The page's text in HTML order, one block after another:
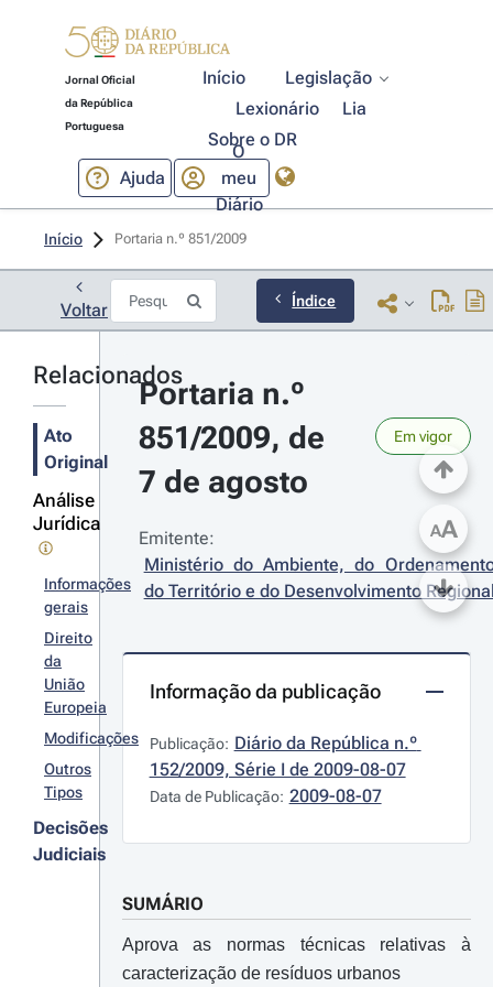
Jornal Oficial
da República
Portuguesa
Início
Legislação
Lexionário
Lia
Sobre o DR
Ajuda
O
meu
Diário
Início Portaria n.º 851/2009
Voltar Índice
Relacionados
Ato
Original
Análise
Jurídica
Informações
gerais
Direito
da
União
Europeia
Modificações
Outros
Tipos
Decisões
Judiciais
Portaria n.º
851/2009, de
7 de agosto
Em vigor
Emitente:
Ministério do Ambiente, do
do Território e do Desenvolvimento
Informação da publicação
Publicação: Diário da República n.º
152/2009, Série I de 2009-08-07
Data de Publicação: 2009-08-07
SUMÁRIO
Aprova as normas técnicas relativas à
caracterização de resíduos urbanos
AA